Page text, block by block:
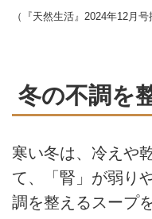
（『天然生活』2024年12月号
冬の不調を
寒い冬は、冷えや
て、「腎」が弱り
調を整えるスープ